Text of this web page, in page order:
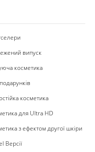
випуск
косметика
подарунків
косметика
для Ultra HD
з ефектом другої шкіри
Версії